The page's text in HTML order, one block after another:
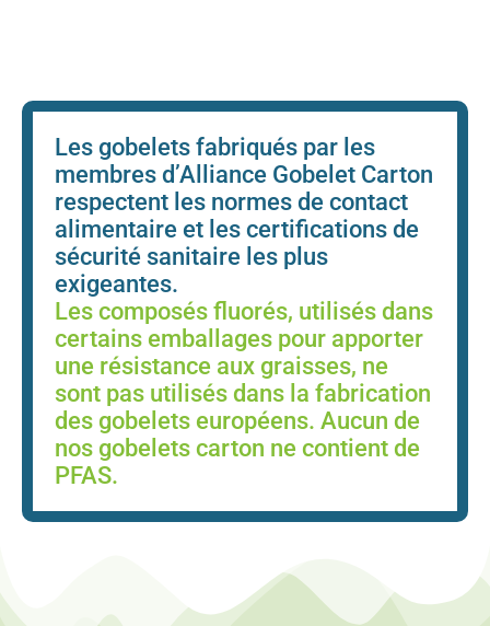
Les gobelets fabriqués par les
membres d’Alliance Gobelet Carton
respectent les normes de contact
alimentaire et les certifications de
sécurité sanitaire les plus
exigeantes.
Les composés fluorés, utilisés dans
certains emballages pour apporter
une résistance aux graisses, ne
sont pas utilisés dans la fabrication
des gobelets européens. Aucun de
nos gobelets carton ne contient de
PFAS.